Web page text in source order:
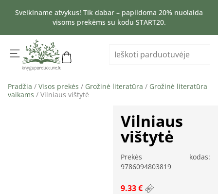
Sveikiname atvykus! Tik dabar – papildoma 20% nuolaida
visoms prekėms su kodu START20.
Pradžia / Visos prekės / Grožinė literatūra / Grožinė literatūra
vaikams / Vilniaus vištytė
Vilniaus
vištytė
Prekės kodas:
9786094803819
9.33 €